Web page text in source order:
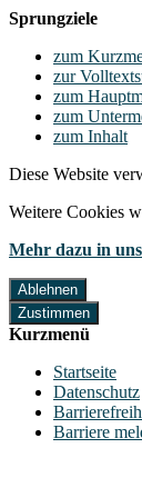
Sprungziele
zum
zur
zum
zum
zum Inhalt
Diese Website
Weitere Cookies
Mehr dazu in
Ablehnen
Zustimmen
Kurzmenü
Startseite
Datenschutz
Barriere